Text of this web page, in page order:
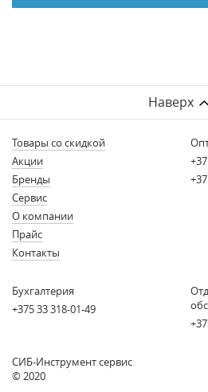
Наверх
Товары со скидкой
Акции
Бренды
Сервис
О компании
Прайс
Контакты
Бухгалтерия
+375 33 318-01-49
СИБ-Инструмент сервис
© 2020